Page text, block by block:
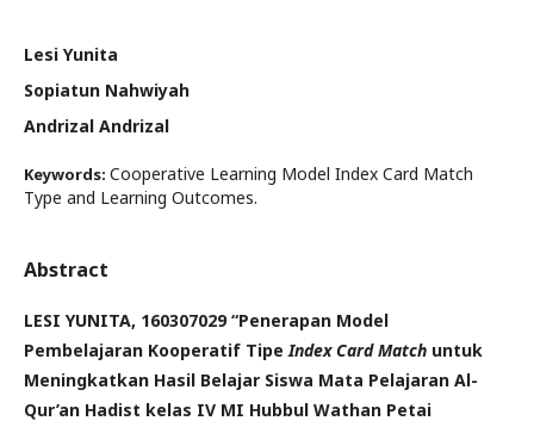
Lesi Yunita
Sopiatun Nahwiyah
Andrizal Andrizal
Keywords: Cooperative Learning Model Index Card Match
Type and Learning Outcomes.
Abstract
LESI YUNITA, 160307029 “Penerapan Model
Pembelajaran Kooperatif TipeIndex Card Match untuk
Meningkatkan Hasil Belajar Siswa Mata Pelajaran Al-
Qur’an Hadist kelas IV MI Hubbul Wathan Petai